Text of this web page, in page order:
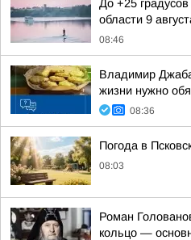
До +25
области 9
08:46
Владимир
жизни нужно
08:36
Погода в
08:03
Роман
кольцо —